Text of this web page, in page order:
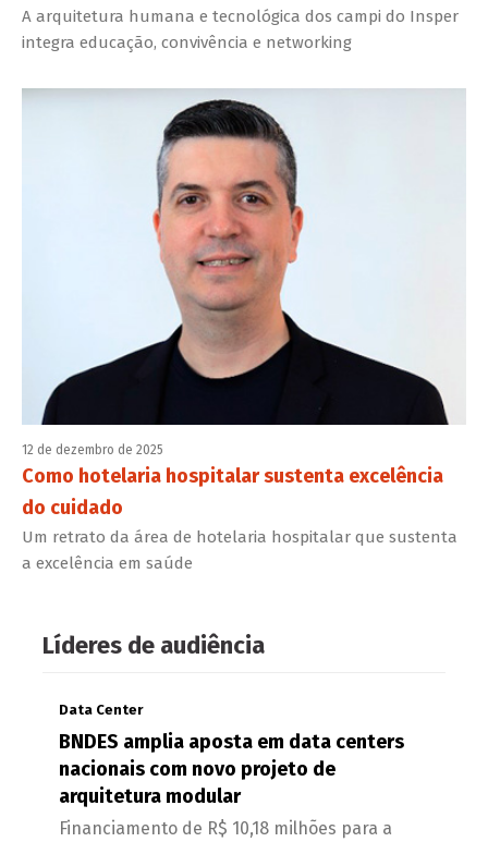
A arquitetura humana e tecnológica dos campi do Insper
integra educação, convivência e networking
12 de dezembro de 2025
Como hotelaria hospitalar sustenta excelência
do cuidado
Um retrato da área de hotelaria hospitalar que sustenta
a excelência em saúde
Líderes de audiência
Data Center
BNDES amplia aposta em data centers
nacionais com novo projeto de
arquitetura modular
Financiamento de R$ 10,18 milhões para a